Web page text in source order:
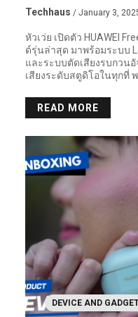
Techhaus / January 3,
หัวเว่ย เปิดตัว HUAWEI
ด์รุ่นล่าสุด มาพร้อมระบบ
และระบบตัดเสียงรบกวน
เสียงระดับสตูดิโอในทุกที่
READ MORE
DEVICE AND